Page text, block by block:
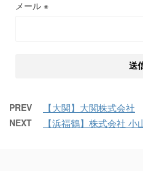
メール ※
PREV 【大関】大関株式会社
NEXT 【浜福鶴】株式会社 小